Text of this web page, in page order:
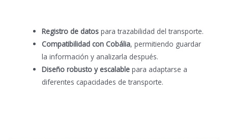
Registro de datospara trazabilidad del transporte.
Compatibilidad con Cobália, permitiendo guardar
la información y analizarla después.
Diseño robusto y escalablepara adaptarse a
diferentes capacidades de transporte.